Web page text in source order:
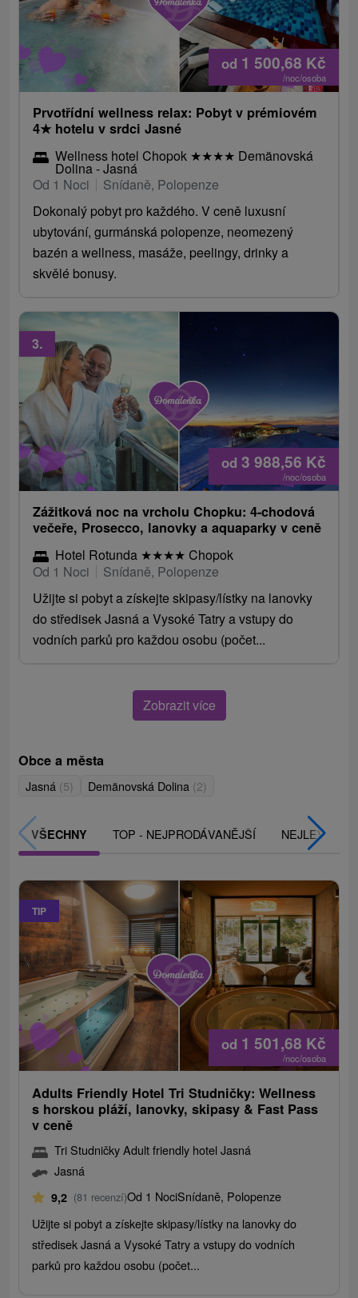
od 1 500,68 Kč
/noc/osoba
Prvotřídní wellness relax: Pobyt v prémiovém
4★ hotelu v srdci Jasné
Wellness hotel Chopok ★★★★ Demänovská
Dolina - Jasná
Od 1 Noci
Snídaně, Polopenze
Dokonalý pobyt pro každého. V ceně luxusní
ubytování, gurmánská polopenze, neomezený
bazén a wellness, masáže, peelingy, drinky a
skvělé bonusy.
od 3 988,56 Kč
/noc/osoba
3.
Zážitková noc na vrcholu Chopku: 4-chodová
večeře, Prosecco, lanovky a aquaparky v ceně
Hotel Rotunda ★★★★ Chopok
Od 1 Noci
Snídaně, Polopenze
Užijte si pobyt a získejte skipasy/lístky na lanovky
do středisek Jasná a Vysoké Tatry a vstupy do
vodních parků pro každou osobu (počet...
Zobrazit více
Obce a města
Jasná (5) Demänovská Dolina (2)
VŠECHNY TOP - NEJPRODÁVANĚJŠÍ NEJLEVNĚJŠÍ
TIP
od 1 501,68 Kč
/noc/osoba
Adults Friendly Hotel Tri Studničky: Wellness
s horskou pláží, lanovky, skipasy & Fast Pass
v ceně
Tri Studničky Adult friendly hotel Jasná
Jasná
9,2 (81 recenzí)Od 1 NociSnídaně, Polopenze
Užijte si pobyt a získejte skipasy/lístky na lanovky do
středisek Jasná a Vysoké Tatry a vstupy do vodních
parků pro každou osobu (počet...